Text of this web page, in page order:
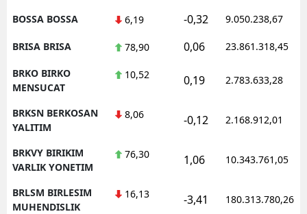
BOSSA BOSSA 6,19 -0,32 9.050.238,67
BRISA BRISA 78,90 0,06 23.861.318,45
BRKO BIRKO
MENSUCAT
10,52 0,19 2.783.633,28
BRKSN BERKOSAN
YALITIM
8,06 -0,12 2.168.912,01
BRKVY BIRIKIM
VARLIK YONETIM
76,30 1,06 10.343.761,05
BRLSM BIRLESIM
MUHENDISLIK
16,13 -3,41 180.313.780,26